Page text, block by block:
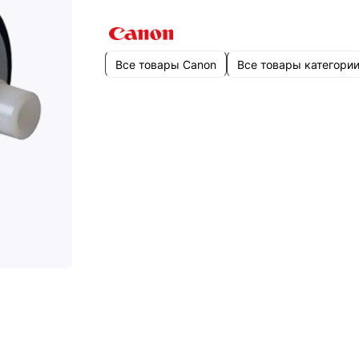
Все товары Canon Все товары категории